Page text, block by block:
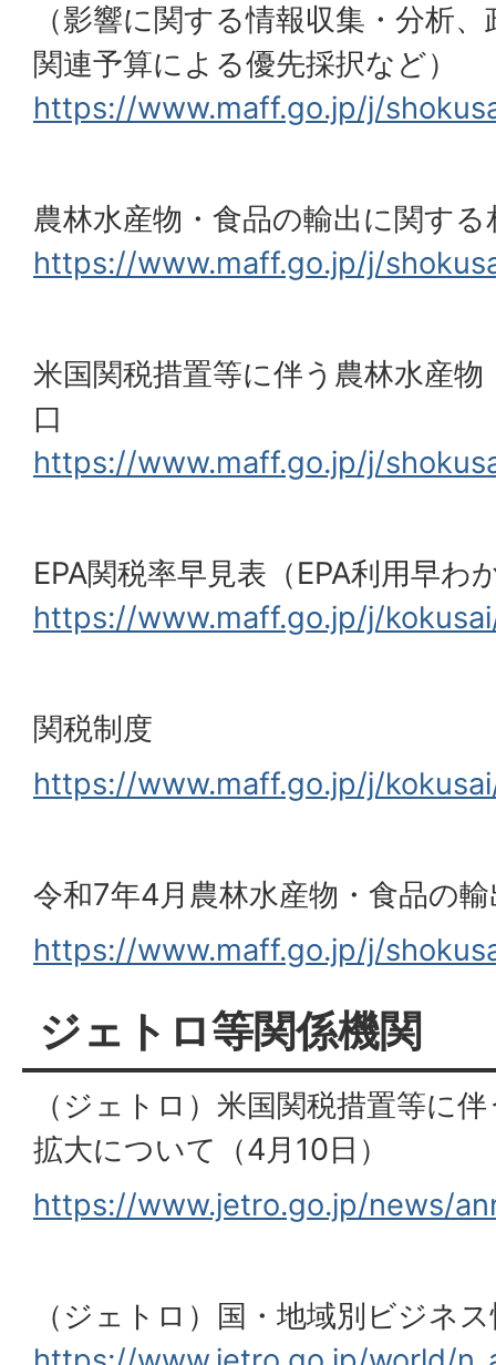
（影響に関する情報収集・分析
関連予算による優先採択など）
https://www.maff.go.jp/j/
農林水産物・食品の輸出に関す
https://www.maff.go.jp/j/
米国関税措置等に伴う農林水産
口
https://www.maff.go.jp/j/
EPA関税率早見表（EPA利用早わ
https://www.maff.go.jp/j/
関税制度
https://www.maff.go.jp/j/
令和7年4月農林水産物・食品の
https://www.maff.go.jp/j/
ジェトロ等関係機関
（ジェトロ）米国関税措置等に
拡大について（4月10日）
https://www.jetro.go.jp/news/
（ジェトロ）国・地域別ビジネ